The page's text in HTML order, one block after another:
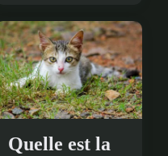
Quelle est la